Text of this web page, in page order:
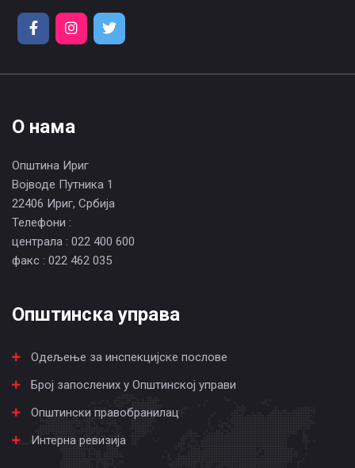
О нама
Општина Ириг
Војводе Путника 1
22406 Ириг, Србија
Телефони :
централа : 022 400 600
факс : 022 462 035
Општинска управа
Одељење за инспекцијске послове
Број запослених у Општинској управи
Општински правобранилац
Интерна ревизија